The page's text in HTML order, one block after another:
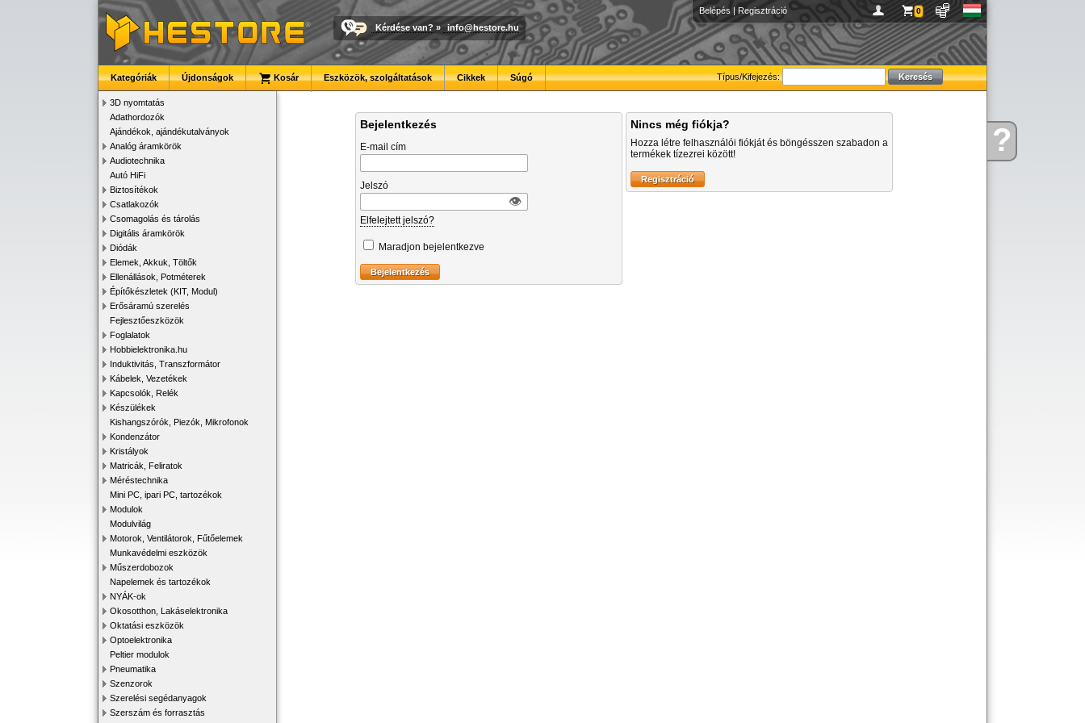
Kérdése?
Belépés | Regisztráció 0
Kérdése van? » info@hestore.hu
Típus/Kifejezés:
Kategóriák Újdonságok Kosár Eszközök, szolgáltatások Cikkek Súgó
3D nyomtatás
Adathordozók
Ajándékok, ajándékutalványok
Analóg áramkörök
Audiotechnika
Autó HiFi
Biztosítékok
Csatlakozók
Csomagolás és tárolás
Digitális áramkörök
Diódák
Elemek, Akkuk, Töltők
Ellenállások, Potméterek
Építőkészletek (KIT, Modul)
Erősáramú szerelés
Fejlesztőeszközök
Foglalatok
Hobbielektronika.hu
Induktivitás, Transzformátor
Kábelek, Vezetékek
Kapcsolók, Relék
Készülékek
Kishangszórók, Piezók, Mikrofonok
Kondenzátor
Kristályok
Matricák, Feliratok
Méréstechnika
Mini PC, ipari PC, tartozékok
Modulok
Modulvilág
Motorok, Ventilátorok, Fűtőelemek
Munkavédelmi eszközök
Műszerdobozok
Napelemek és tartozékok
NYÁK-ok
Okosotthon, Lakáselektronika
Oktatási eszközök
Optoelektronika
Peltier modulok
Pneumatika
Szenzorok
Szerelési segédanyagok
Szerszám és forrasztás
Bejelentkezés
E-mail cím
Jelszó
👁︎
Elfelejtett jelszó?
Maradjon bejelentkezve
Nincs még fiókja?
Hozza létre felhasználói fiókját és böngésszen szabadon a
termékek tízezrei között!